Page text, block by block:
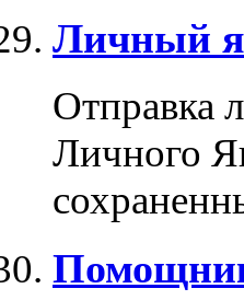
Личный
Отправка
Личного